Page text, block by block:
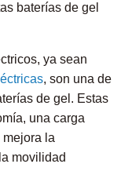
baterías de gel
ya sean
, son una de
de gel. Estas
una carga
la
movilidad